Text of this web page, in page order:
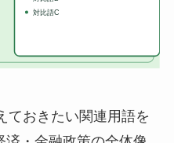
ておきたい関連用語を